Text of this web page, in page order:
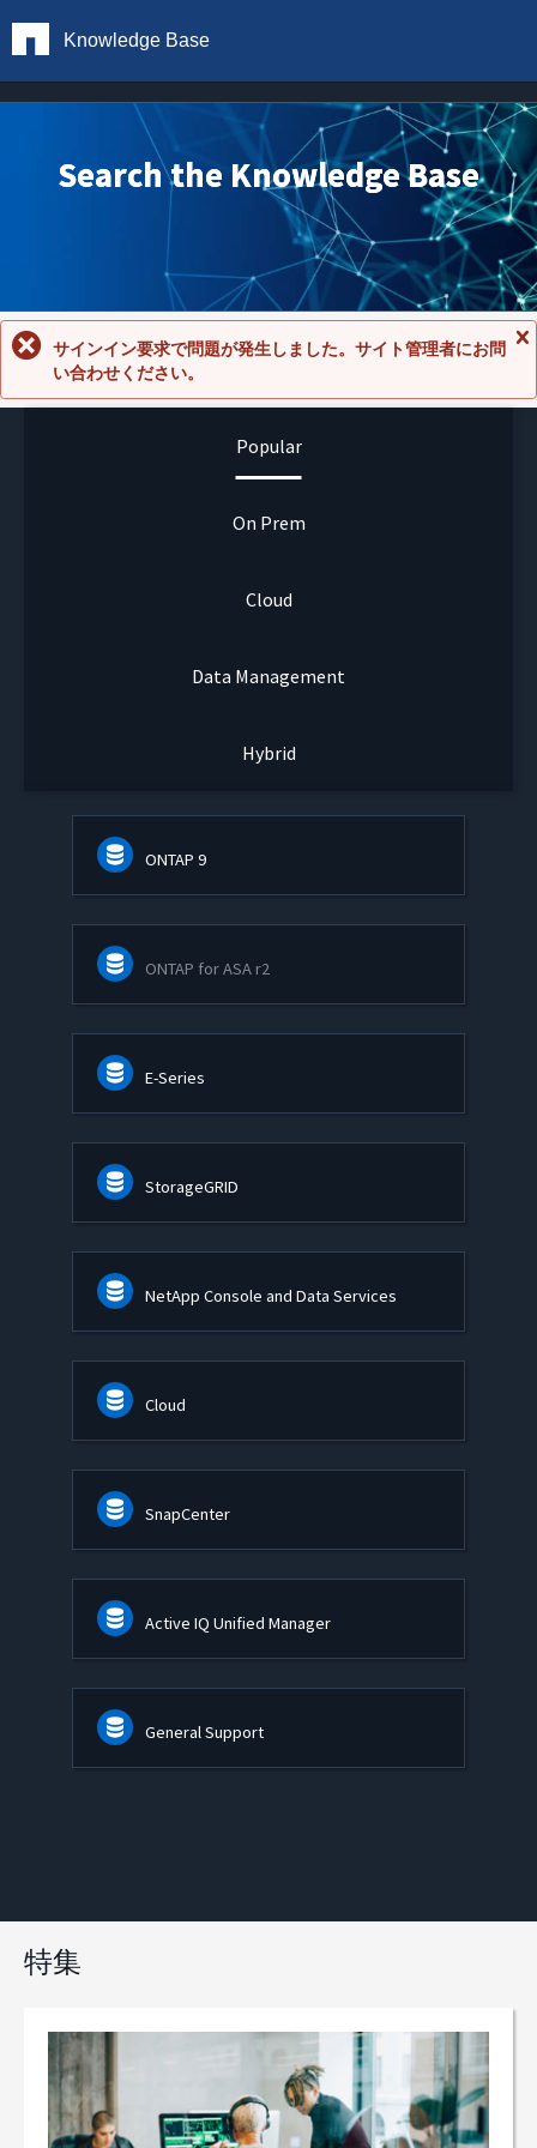
Knowledge Base
Search the Knowledge Base
セ
サインイン要求で問題が発生しました。サイト管理者にお問
い合わせください。
Popular
On Prem
Cloud
Data Management
Hybrid
ONTAP 9
ONTAP for ASA r2
E-Series
StorageGRID
NetApp Console and Data Services
Cloud
SnapCenter
Active IQ Unified Manager
General Support
特集